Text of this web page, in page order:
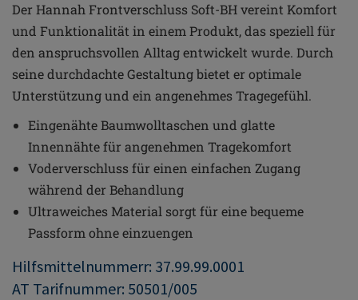
Der Hannah Frontverschluss Soft-BH vereint Komfort
und Funktionalität in einem Produkt, das speziell für
den anspruchsvollen Alltag entwickelt wurde. Durch
seine durchdachte Gestaltung bietet er optimale
Unterstützung und ein angenehmes Tragegefühl.
Eingenähte Baumwolltaschen und glatte
Innennähte für angenehmen Tragekomfort
Voderverschluss für einen einfachen Zugang
während der Behandlung
Ultraweiches Material sorgt für eine bequeme
Passform ohne einzuengen
Hilfsmittelnummerr: 37.99.99.0001
AT Tarifnummer: 50501/005